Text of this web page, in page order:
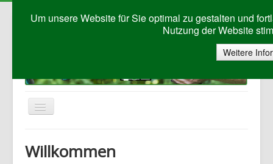
Navigation
an/aus
Grabpflege
Willkommen
Um unsere Website für Sie optimal zu gestalten und
Nutzung der Website
Weitere